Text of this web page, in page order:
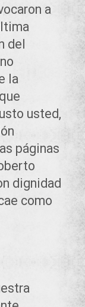
a
del
la
usted,
páginas
dignidad
como